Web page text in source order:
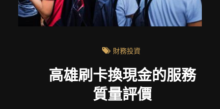
財務投資
高雄刷卡換現金的服務
質量評價